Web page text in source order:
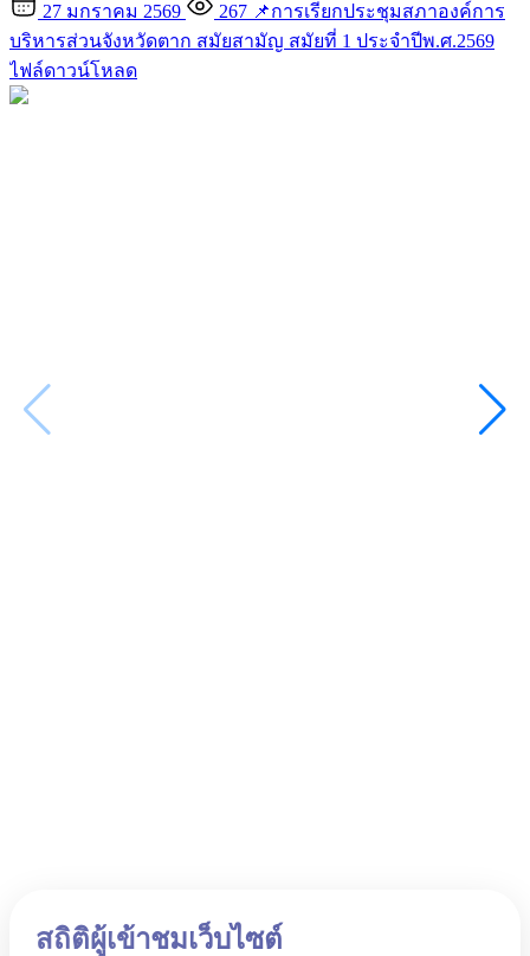
27 มกราคม 2569
267 📌การเรียกประชุมสภาองค์การ
บริหารส่วนจังหวัดตาก สมัยสามัญ สมัยที่ 1 ประจำปีพ.ศ.2569
ไฟล์ดาวน์โหลด
สถิติผู้เข้าชมเว็บไซต์